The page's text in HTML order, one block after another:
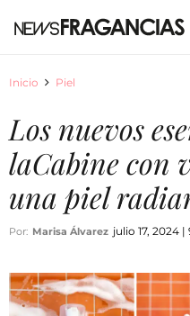
Inicio Piel
Los nuevos
laCabine con
una piel
Por: Marisa Álvarez julio 17, 2024